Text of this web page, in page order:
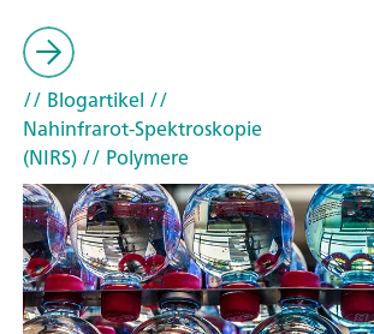
// Blogartikel //
Nahinfrarot-Spektroskopie
(NIRS)// Polymere